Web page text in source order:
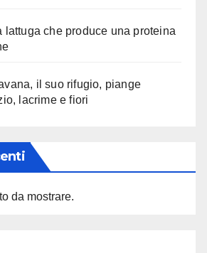
lattuga che produce una proteina
il suo rifugio, piange
lacrime e fiori
da mostrare.